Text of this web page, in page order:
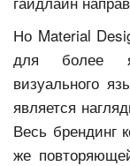
Но Material
для более
визуального
является
Весь брендинг
же